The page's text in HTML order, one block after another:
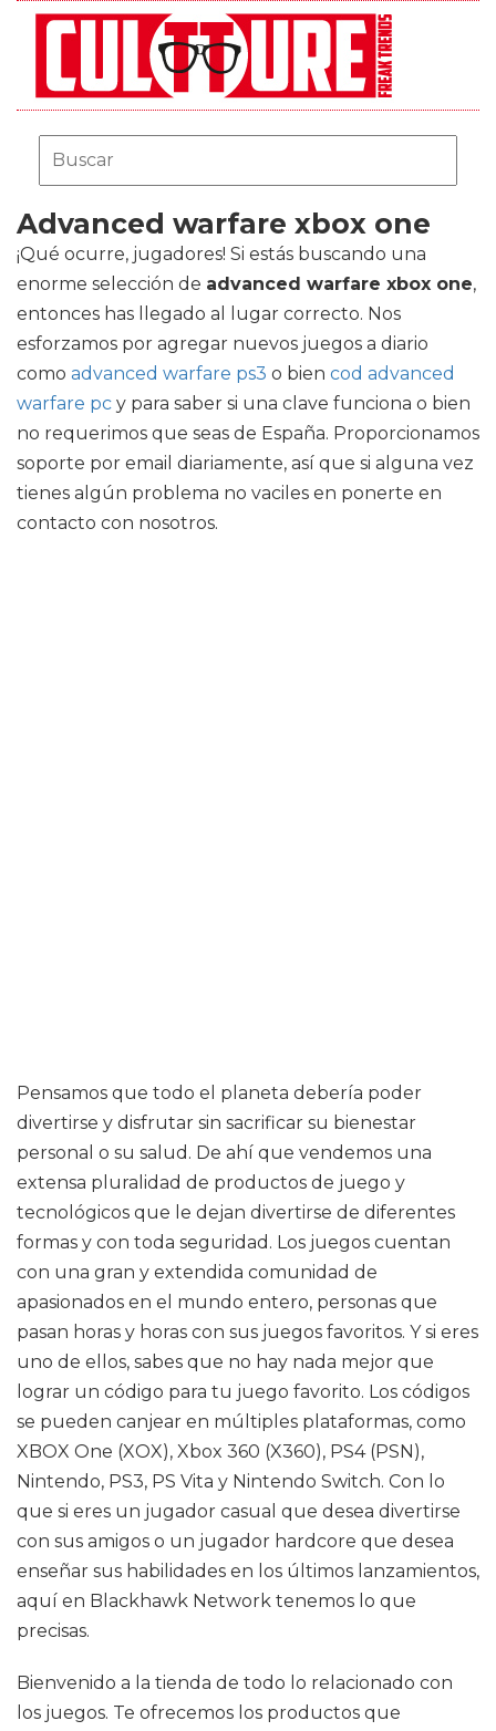
Advanced warfare xbox one
¡Qué ocurre, jugadores! Si estás buscando una
enorme selección de advanced warfare xbox one,
entonces has llegado al lugar correcto. Nos
esforzamos por agregar nuevos juegos a diario
como advanced warfare ps3 o bien cod advanced
warfare pc y para saber si una clave funciona o bien
no requerimos que seas de España. Proporcionamos
soporte por email diariamente, así que si alguna vez
tienes algún problema no vaciles en ponerte en
contacto con nosotros.
Pensamos que todo el planeta debería poder
divertirse y disfrutar sin sacrificar su bienestar
personal o su salud. De ahí que vendemos una
extensa pluralidad de productos de juego y
tecnológicos que le dejan divertirse de diferentes
formas y con toda seguridad. Los juegos cuentan
con una gran y extendida comunidad de
apasionados en el mundo entero, personas que
pasan horas y horas con sus juegos favoritos. Y si eres
uno de ellos, sabes que no hay nada mejor que
lograr un código para tu juego favorito. Los códigos
se pueden canjear en múltiples plataformas, como
XBOX One (XOX), Xbox 360 (X360), PS4 (PSN),
Nintendo, PS3, PS Vita y Nintendo Switch. Con lo
que si eres un jugador casual que desea divertirse
con sus amigos o un jugador hardcore que desea
enseñar sus habilidades en los últimos lanzamientos,
aquí en Blackhawk Network tenemos lo que
precisas.
Bienvenido a la tienda de todo lo relacionado con
los juegos. Te ofrecemos los productos que